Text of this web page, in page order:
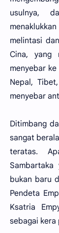
usulnya,
melintasi
Cina, yang
menyebar
Nepal,
menyebar
Ditimbang
sangat
teratas.
Sambartaka
bukan baru
Pendeta
Ksatria
sebagai kera